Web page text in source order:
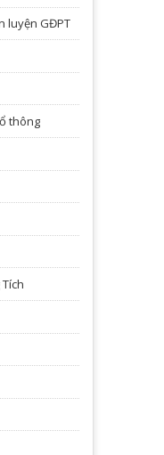
luyện GĐPT
thông